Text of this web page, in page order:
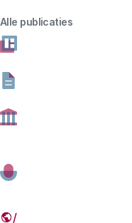
Alle publicaties
wetenschapsbeleid.
regulering zijn de
wetenschap en
sturen. Daarbij is de
maatschappelijk en
wetenschap. In deze
geven.
26 FEBRUARI 2026